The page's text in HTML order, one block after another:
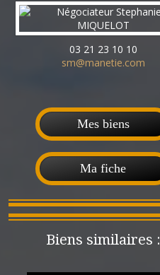
03 21 23 10 10
sm@manetie.com
Mes biens
Ma fiche
Biens similaires :